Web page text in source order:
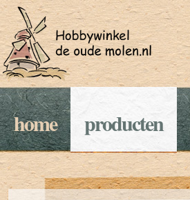
home producten